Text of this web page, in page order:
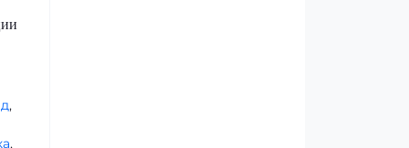
,
,